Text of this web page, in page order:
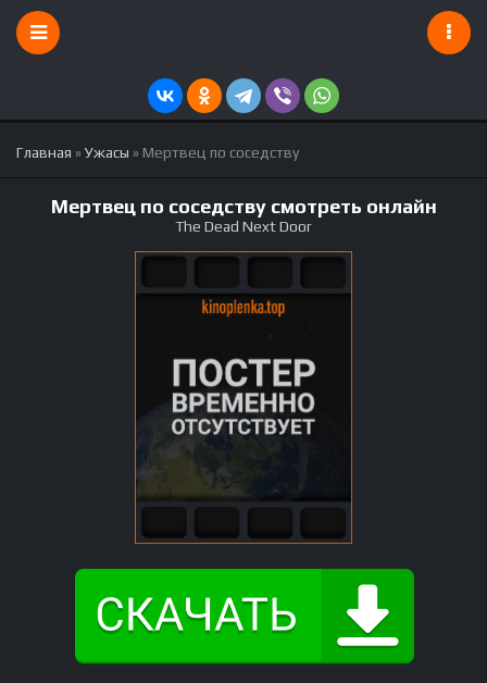
Главная »Ужасы » Мертвец по соседству
Мертвец по соседству смотреть онлайн
The Dead Next Door